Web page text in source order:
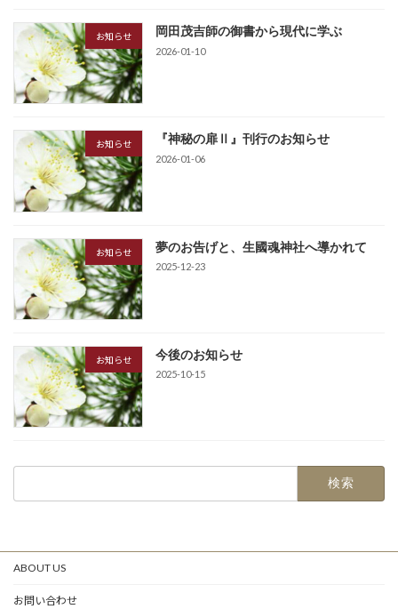
お知らせ 岡田茂吉師の御書から現代に学ぶ
2026-01-10
お知らせ 『神秘の扉Ⅱ』刊行のお知らせ
2026-01-06
お知らせ 夢のお告げと、生國魂神社へ導かれて
2025-12-23
お知らせ 今後のお知らせ
2025-10-15
ABOUT US
お問い合わせ